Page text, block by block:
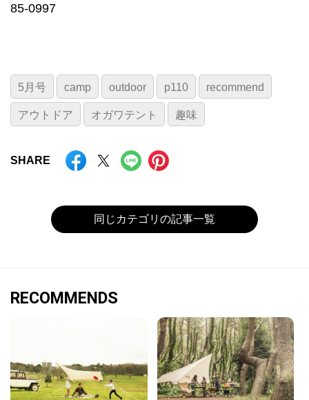
85-0997
5月号 camp outdoor p110 recommend
アウトドア オガワテント 趣味
SHARE
同じカテゴリの記事一覧
RECOMMENDS